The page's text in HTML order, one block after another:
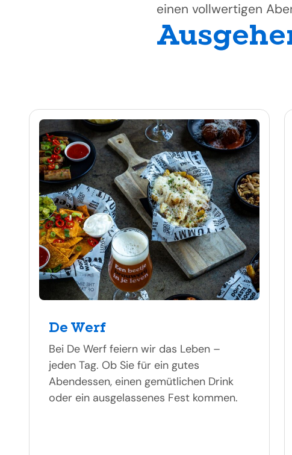
einen vollwertigen
De Werf
Bei De Werf feiern wir das Leben –
jeden Tag. Ob Sie für ein gutes
Abendessen, einen gemütlichen Drink
oder ein ausgelassenes Fest kommen.